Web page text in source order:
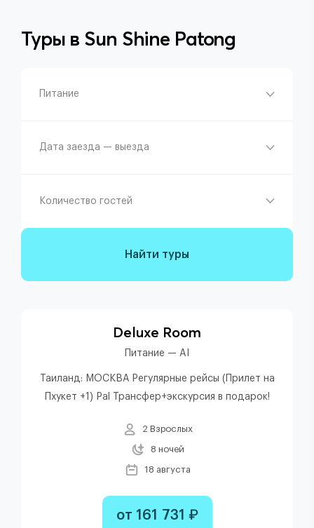
Туры в Sun Shine Patong
Питание
Дата заезда — выезда
Количество гостей
Найти туры
Deluxe Room
Питание — AI
Таиланд: МОСКВА Регулярные рейсы (Прилет на
Пхукет +1) Pal Трансфер+экскурсия в подарок!
2 Взрослых
8 ночей
18 августа
от 161 731 ₽